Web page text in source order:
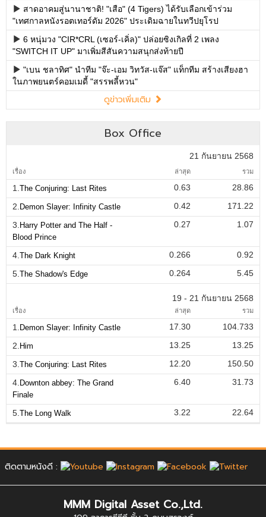
สาดอาคมสู่นานาชาติ! "เสือ" (4 Tigers) ได้รับเลือกเข้าร่วม
"เทศกาลหนังรอตเทอร์ดัม 2026" ประเดิมฉายในทวีปยุโรป
6 หนุ่มวง "CIR*CRL (เซอร์-เคิ่ล)" ปล่อยซิงเกิลที่ 2 เพลง
"SWITCH IT UP" มาเพิ่มสีสันความสนุกส่งท้ายปี
"เบน ชลาทิศ" นำทีม "จ๊ะ-เอม วิทวัส-แจ๊ส" แท็กทีม สร้างเสียงฮา
ในภาพยนตร์คอมเมดี้ "สรรพลี้หวน"
ดูข่าวเพิ่มเติม
Box Office
21 กันยายน 2568
เรื่อง ล่าสุด รวม
1. The Conjuring: Last Rites 0.63
28.86
2. Demon Slayer: Infinity Castle 0.42
171.22
3. Harry Potter and The Half -
Blood Prince
0.27 1.07
4. The Dark Knight 0.266
0.92
5. The Shadow's Edge 0.264 5.45
19 - 21 กันยายน 2568
เรื่อง ล่าสุด รวม
1. Demon Slayer: Infinity Castle 17.30
104.733
2. Him 13.25
13.25
3. The Conjuring: Last Rites 12.20
150.50
4. Downton abbey: The Grand
Finale
6.40 31.73
5. The Long Walk 3.22 22.64
ติดตามหนังดี :
MMM Digital Asset Co.,Ltd.